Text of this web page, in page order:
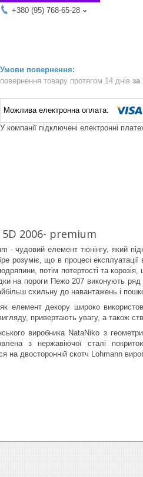
+380 (95) 768-65-28
повернення товару протягом 14 днів за
У компанії підключені електронні
2006- premium
- чудовий елемент тюнінгу, який
розуміє, що в процесі
потім потертості та
на пороги Пежо 207 виконують ряд
схильну до навантажень і
елемент декору широко
привертають увагу, а також
виробника NataNiko з
з нержавіючої сталі
двосторонній скотч Lohmann